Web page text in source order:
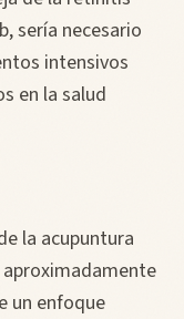
sería necesario
intensivos
en la salud
la acupuntura
un enfoque